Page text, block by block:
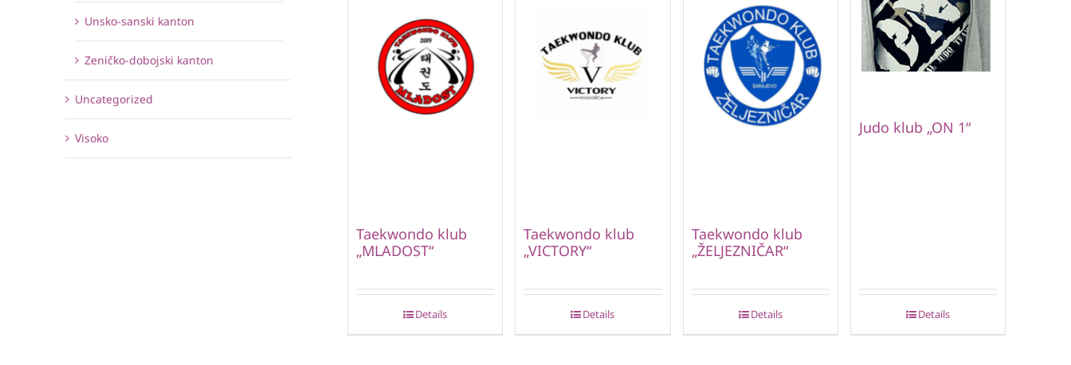
Taekwondo klub
„MLADOST“
Details
Taekwondo klub
„VICTORY“
Details
Taekwondo klub
„ŽELJEZNIČAR“
Details
Judo klub „ON 1“
Details
Unsko-sanski kanton
Zeničko-dobojski kanton
Uncategorized
Visoko